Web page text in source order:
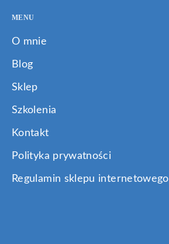
MENU
O mnie
Blog
Sklep
Szkolenia
Kontakt
Polityka prywatności
Regulamin sklepu internetowego